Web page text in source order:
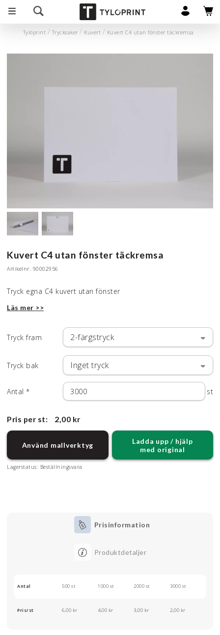
Tylöprint Trycksaker Kuvert Kuvert C4 utan fönster täckremsa
Kuvert C4 utan fönster täckremsa
Artikelnr. 90002956
Tryck egna C4 kuvert utan fönster
Läs mer >>
Tryck fram
Tryck bak
Antal * st
Pris per st: 2,00 kr
Använd mallverktyg
Ladda upp / hjälp
med original
Lagerstatus: Beställningsvara
Prisinformation
Produktdetaljer
Antal 500 st 1000 st 2000 st 3000 st
Pris/st 6,00 kr 4,00 kr 3,00 kr 2,00 kr